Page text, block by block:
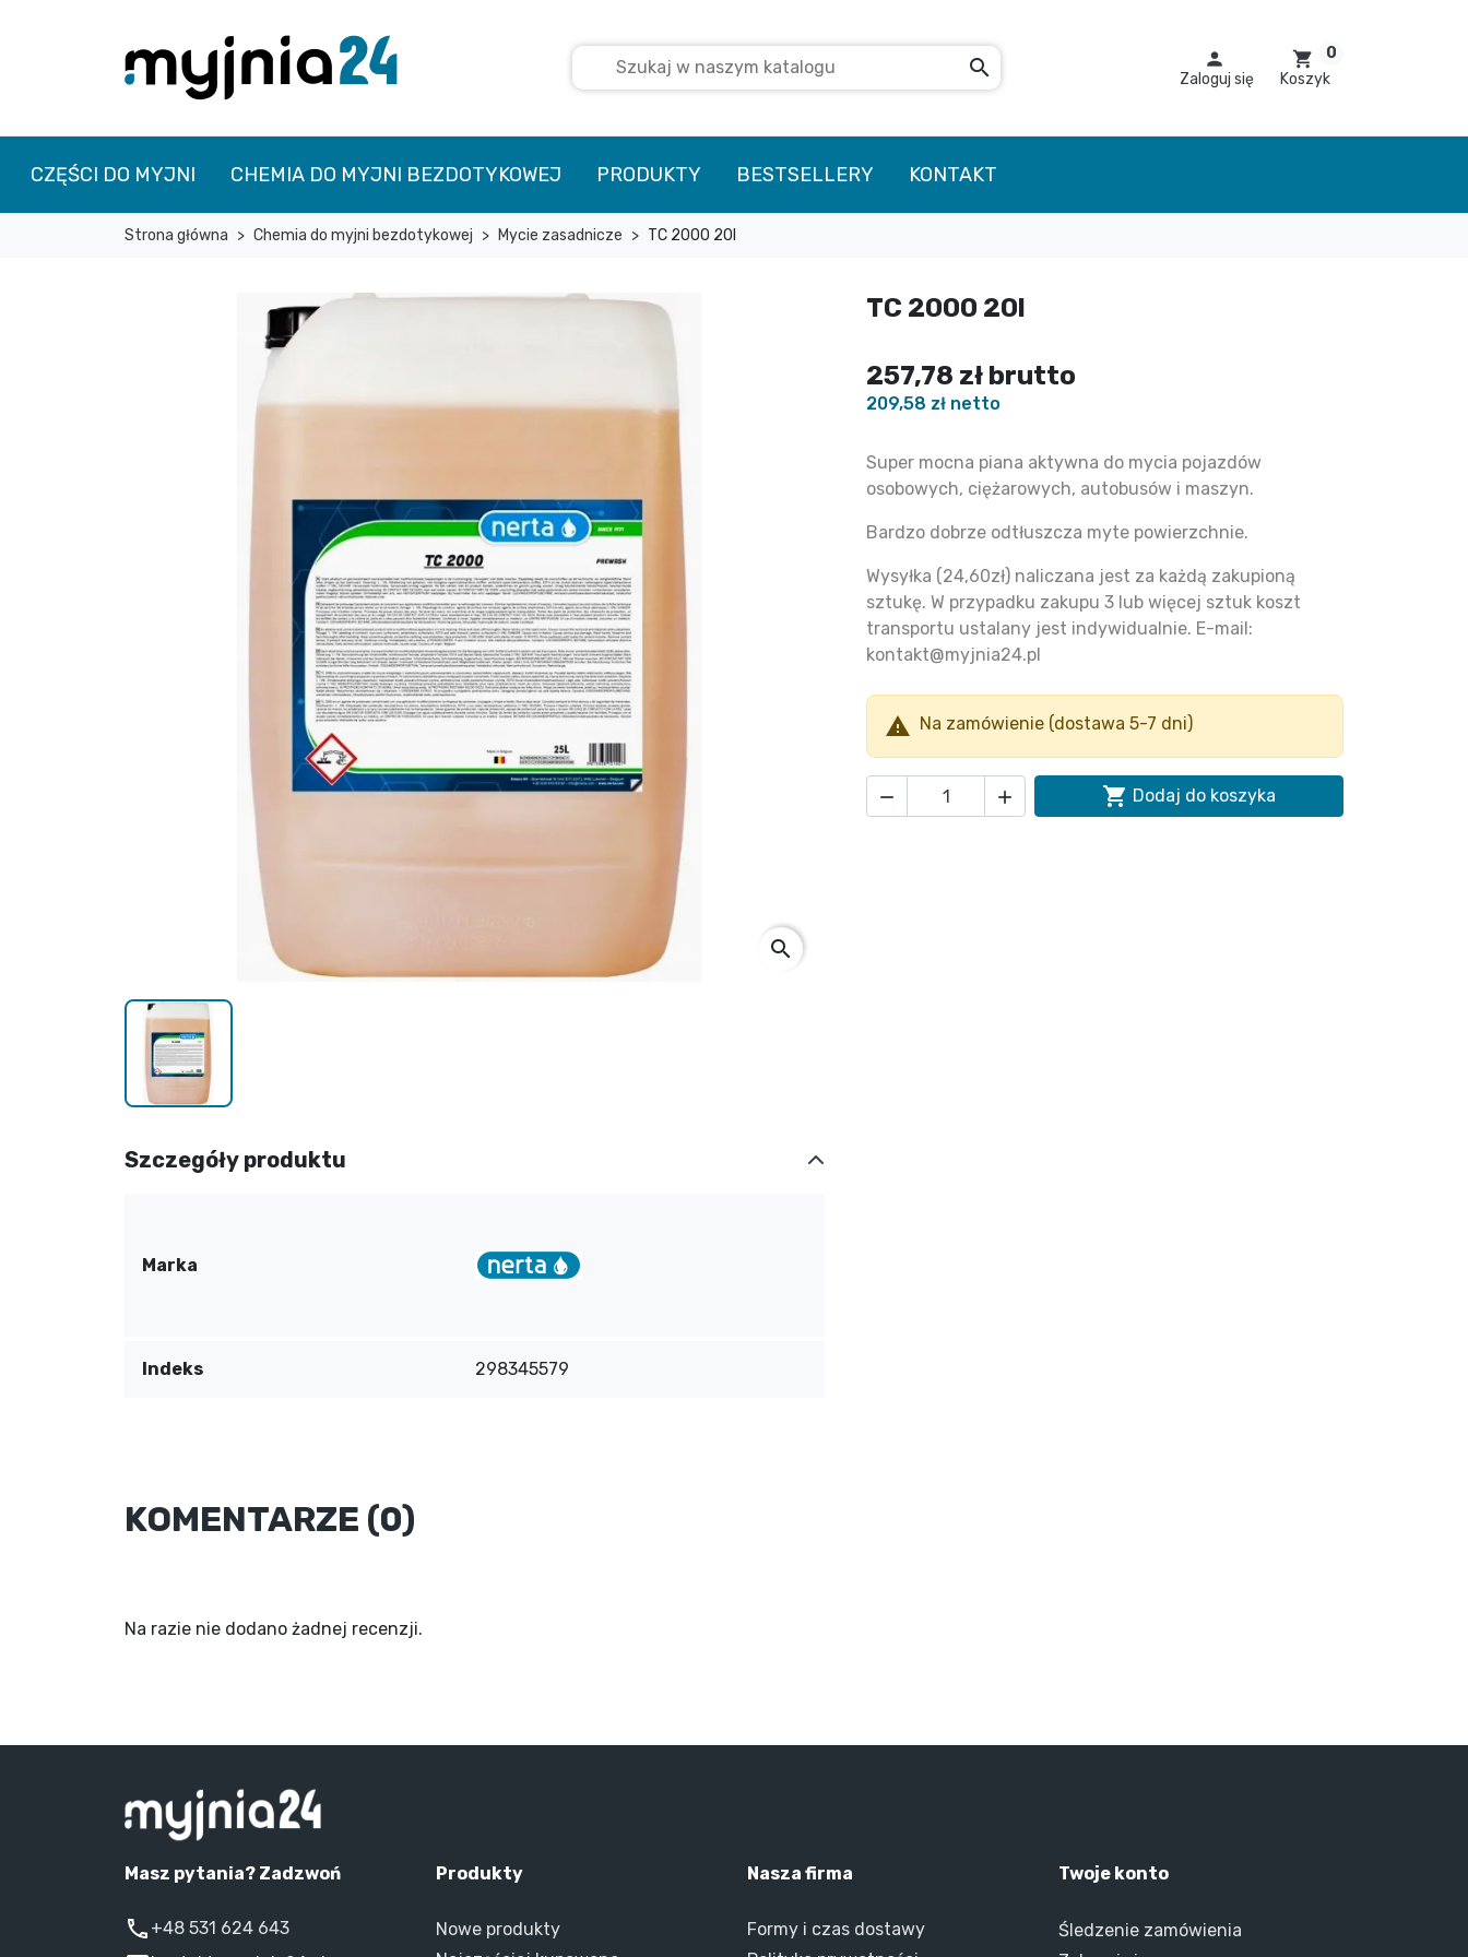
search 
Zaloguj się
shopping_cart
Koszyk
0
CZĘŚCI DO MYJNI CHEMIA DO MYJNI BEZDOTYKOWEJ PRODUKTY BESTSELLERY KONTAKT
Strona główna Chemia do myjni bezdotykowej Mycie zasadnicze TC 2000 20l
search
TC 2000 20l
257,78 zł brutto
209,58 zł netto
Super mocna piana aktywna do mycia pojazdów
osobowych, ciężarowych, autobusów i maszyn.
Bardzo dobrze odtłuszcza myte powierzchnie.
Wysyłka (24,60zł) naliczana jest za każdą zakupioną
sztukę. W przypadku zakupu 3 lub więcej sztuk koszt
transportu ustalany jest indywidualnie. E-mail:
kontakt@myjnia24.pl
 Na zamówienie (dostawa 5-7 dni)
   Dodaj do koszyka
Szczegóły produktu
Marka
Indeks 298345579
KOMENTARZE (0)
Na razie nie dodano żadnej recenzji.
Masz pytania? Zadzwoń
+48 531 624 643
Produkty
Nowe produkty
Nasza firma
Formy i czas dostawy
Twoje konto
Śledzenie zamówienia